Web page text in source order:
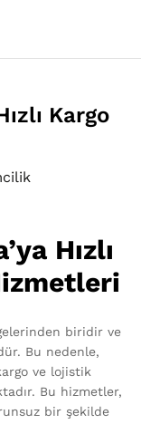
Kargo
Hızlı
biridir ve
Bu nedenle,
ve lojistik
Bu hizmetler,
bir şekilde